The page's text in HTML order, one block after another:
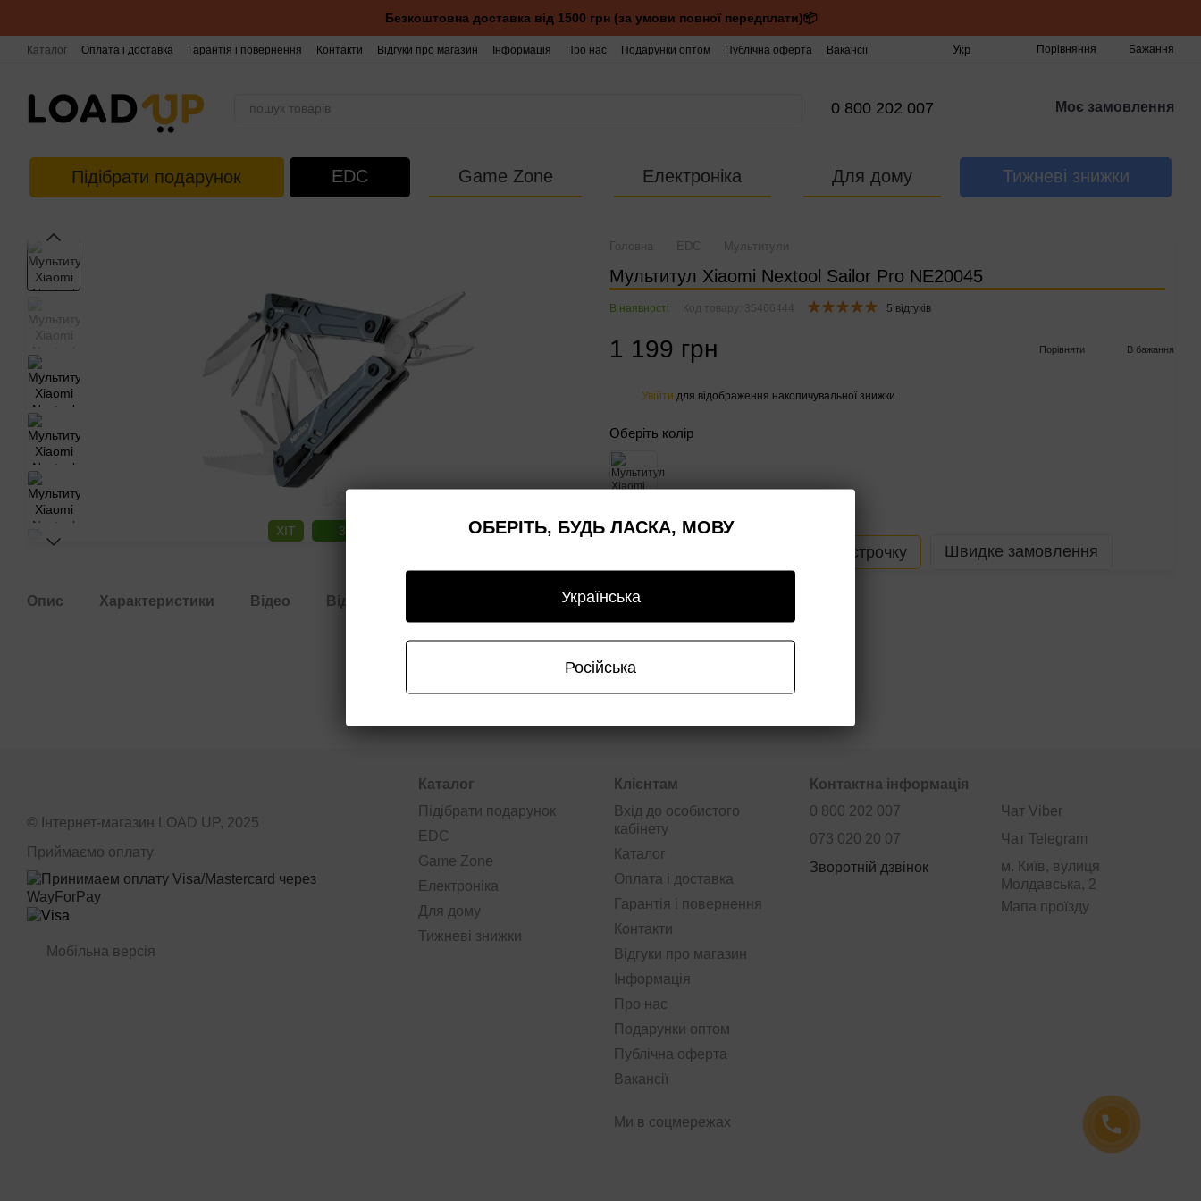
Безкоштовна доставка від 1500 грн (за умови повної передплати)📦
Каталог Оплата і доставка Гарантія і повернення Контакти Відгуки про магазин Інформація Про нас Подарунки оптом Публічна оферта Вакансії Укр Порівняння Бажання
0 800 202 007 Моє замовлення
Підібрати подарунок EDC Game Zone Електроніка Для дому Тижневі знижки
ХІТ 3
Головна EDC Мультитули
Мультитул Xiaomi Nextool Sailor Pro NE20045
В наявності Код товару: 35466444 5 відгуків
1 199 грн Порівняти В бажання
Увійти для відображення накопичувальної знижки
Оберіть колір
В розстрочку Швидке замовлення
Опис Характеристики Відео Відгуки Оплата Гарантія
© Інтернет-магазин LOAD UP, 2025
Приймаємо оплату
Мобільна версія
Каталог
Підібрати подарунок
EDC
Game Zone
Електроніка
Для дому
Тижневі знижки
Клієнтам
Вхід до особистого
кабінету
Каталог
Оплата і доставка
Гарантія і повернення
Контакти
Відгуки про магазин
Інформація
Про нас
Подарунки оптом
Публічна оферта
Вакансії
Ми в соцмережах
Контактна інформація
0 800 202 007
073 020 20 07
Зворотній дзвінок
Чат Viber
Чат Telegram
м. Київ, вулиця
Молдавська, 2
Мапа проїзду
ОБЕРІТЬ, БУДЬ ЛАСКА, МОВУ
Українська
Російська